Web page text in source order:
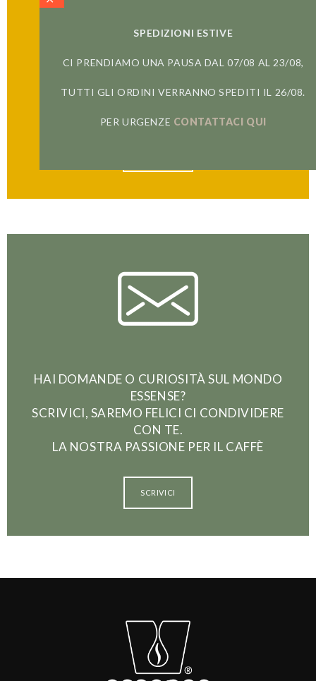
E VIVI IN PRIMA PERSONA
HAI DOMANDE O CURIOSITÀ SUL MONDO
ESSENSE?
SCRIVICI, SAREMO FELICI CI CONDIVIDERE
CON TE.
LA NOSTRA PASSIONE PER IL CAFFÈ
SCRIVICI
SPEDIZIONI ESTIVE
CI PRENDIAMO UNA PAUSA DAL 07/08 AL 23/08,
TUTTI GLI ORDINI VERRANNO SPEDITI IL 26/08.
PER URGENZE CONTATTACI QUI